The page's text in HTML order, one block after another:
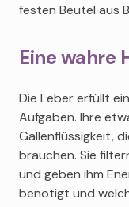
festen Beutel aus
Eine wahre
Die Leber erfüllt
Aufgaben. Ihre
Gallenflüssigkeit,
brauchen. Sie
und geben ihm
benötigt und